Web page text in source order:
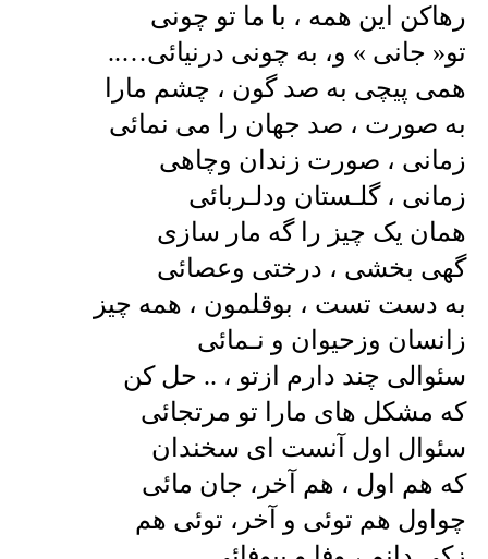
رهاکن این همه ، با ما تو چونی
تو« جانی » و، به چونی درنیائی…..
همی پیچی به صد گون ، چشم مارا
به صورت ، صد جهان را می نمائی
زمانی ، صورت زندان وچاهی
زمانی ، گلـستان ودلـربائی
همان یک چیز را گه مار سازی
گهی بخشی ، درختی وعصائی
به دست تست ، بوقلمون ، همه چیز
زانسان وزحیوان و نـمائی
سئوالی چند دارم ازتو ، .. حل کن
که مشکل های مارا تو مرتجائی
سئوال اول آنست ای سخندان
که هم اول ، هم آخر، جان مائی
چواول هم توئی و آخر، توئی هم